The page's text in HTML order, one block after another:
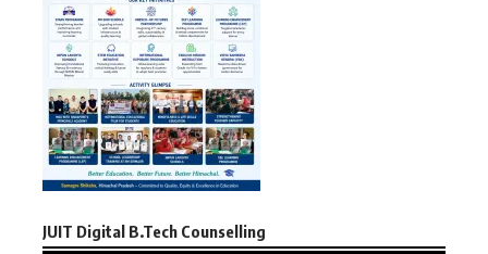
JUIT Digital B.Tech Counselling